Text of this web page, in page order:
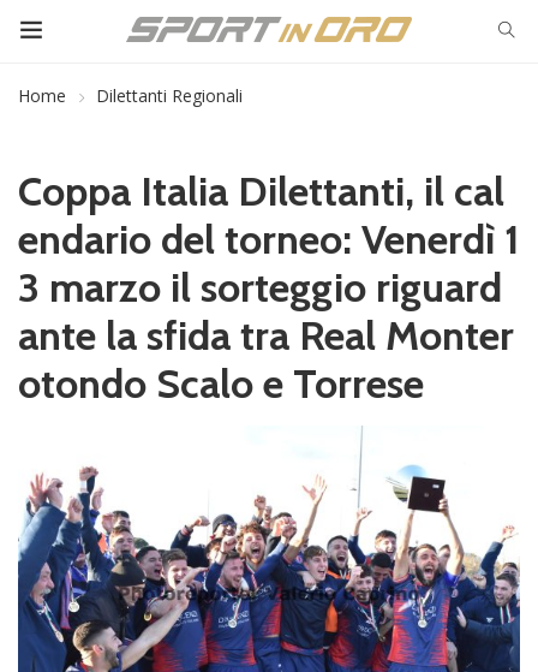
Home Dilettanti Regionali
Coppa Italia Dilettanti, il cal
endario del torneo: Venerdì 1
3 marzo il sorteggio riguard
ante la sfida tra Real Monter
otondo Scalo e Torrese